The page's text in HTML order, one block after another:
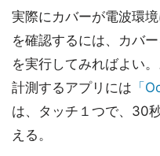
実際にカバーが電波環
を確認するには、カバ
を実行してみればよい
計測するアプリには 「
は、タッチ１つで、30
える。